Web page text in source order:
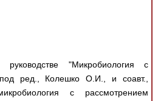
"Микробиология с
ред., Колешко О.И., и соавт.,
с рассмотрением